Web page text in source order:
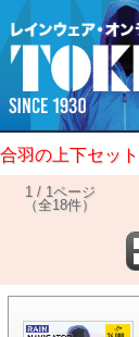
合羽の上下セット
1 / 1ページ
（全18件）